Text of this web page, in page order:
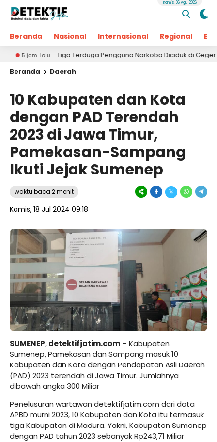
Beranda Nasional Internasional Regional
Kamis, 06 Agu 2026
lalu
Tiga Terduga Pengguna Narkoba Diciduk di Geger
Beranda
Daerah
10 Kabupaten dan Kota
dengan PAD Terendah
2023 di Jawa Timur,
Pamekasan-Sampang
Ikuti Jejak Sumenep
waktu baca 2 menit
Kamis, 18 Jul 2024 09:18
SUMENEP, detektifjatim.com – Kabupaten
Sumenep, Pamekasan dan Sampang masuk 10
Kabupaten dan Kota dengan Pendapatan Asli Daerah
(PAD) 2023 terendah di Jawa Timur. Jumlahnya
dibawah angka 300 Miliar
Penelusuran wartawan detektifjatim.com dari data
APBD murni 2023, 10 Kabupaten dan Kota itu termasuk
tiga Kabupaten di Madura. Yakni, Kabupaten Sumenep
dengan PAD tahun 2023 sebanyak Rp243,71 Miliar